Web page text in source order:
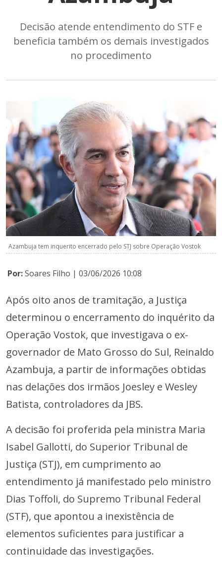
Decisão atende entendimento do STF e
beneficia também os demais investigados
no procedimento
Azambuja tem inquerito encerrado pelo STJ sobre Operação Vostok
Por:Soares Filho | 03/06/2026 10:08
Após oito anos de tramitação, a Justiça
determinou o encerramento do inquérito da
Operação Vostok, que investigava o ex-
governador de Mato Grosso do Sul, Reinaldo
Azambuja, a partir de informações obtidas
nas delações dos irmãos Joesley e Wesley
Batista, controladores da JBS.
A decisão foi proferida pela ministra Maria
Isabel Gallotti, do Superior Tribunal de
Justiça (STJ), em cumprimento ao
entendimento já manifestado pelo ministro
Dias Toffoli, do Supremo Tribunal Federal
(STF), que apontou a inexistência de
elementos suficientes para justificar a
continuidade das investigações.